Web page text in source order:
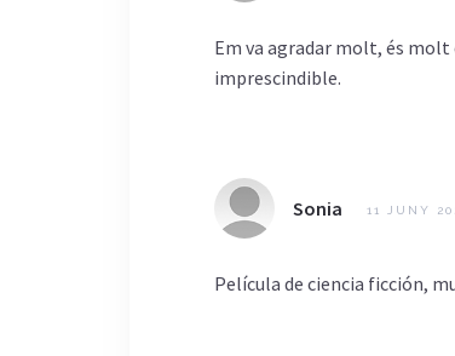
Em va agradar molt, és
imprescindible.
Sonia 11 JUNY
Película de ciencia ficción,